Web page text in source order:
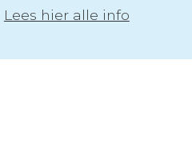
Lees hier alle info